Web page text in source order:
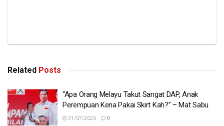
Related Posts
“Apa Orang Melayu Takut Sangat DAP, Anak
Perempuan Kena Pakai Skirt Kah?” – Mat Sabu
31/07/2026 0